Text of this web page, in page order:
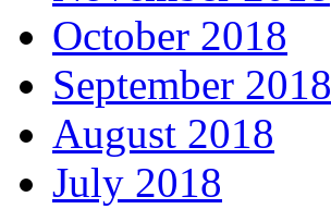
October 2018
September 2018
August 2018
July 2018